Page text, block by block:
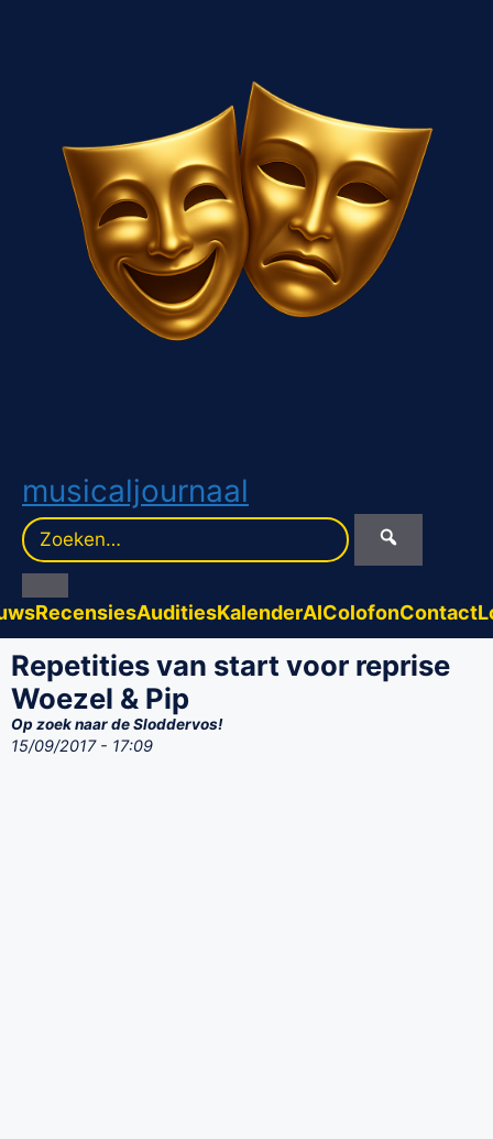
musicaljournaal
Zoek
naar:
RecensiesAuditiesKalenderAIColofonContact
Repetities van start voor reprise
Woezel & Pip
Op zoek naar de Sloddervos!
15/09/2017 - 17:09